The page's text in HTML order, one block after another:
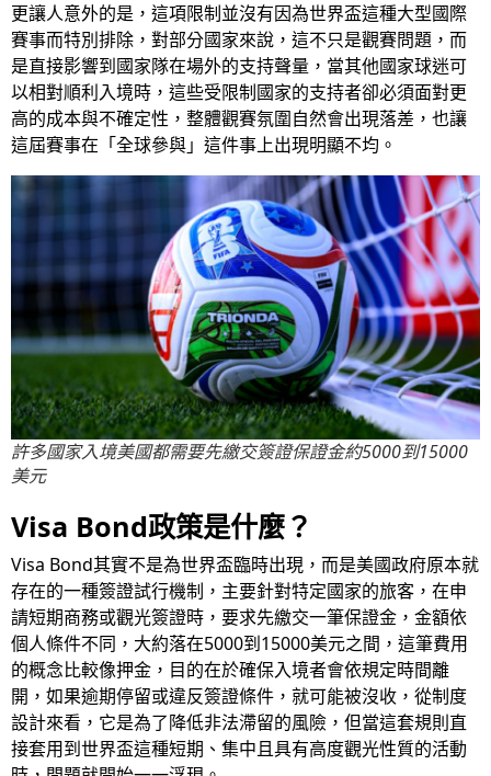
更讓人意外的是，這項限制並沒有因為世界盃這種大型國際
賽事而特別排除，對部分國家來說，這不只是觀賽問題，而
是直接影響到國家隊在場外的支持聲量，當其他國家球迷可
以相對順利入境時，這些受限制國家的支持者卻必須面對更
高的成本與不確定性，整體觀賽氛圍自然會出現落差，也讓
這屆賽事在「全球參與」這件事上出現明顯不均。
許多國家入境美國都需要先繳交簽證保證金約5000到15000
美元
Visa Bond政策是什麼？
Visa Bond其實不是為世界盃臨時出現，而是美國政府原本就
存在的一種簽證試行機制，主要針對特定國家的旅客，在申
請短期商務或觀光簽證時，要求先繳交一筆保證金，金額依
個人條件不同，大約落在5000到15000美元之間，這筆費用
的概念比較像押金，目的在於確保入境者會依規定時間離
開，如果逾期停留或違反簽證條件，就可能被沒收，從制度
設計來看，它是為了降低非法滯留的風險，但當這套規則直
接套用到世界盃這種短期、集中且具有高度觀光性質的活動